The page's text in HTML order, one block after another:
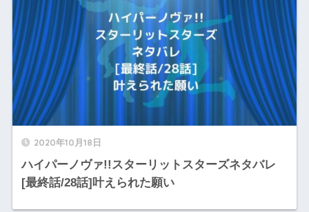
2020年10月18日
ハイパーノヴァ!!スターリットスターズネタバレ
[最終話/28話]叶えられた願い